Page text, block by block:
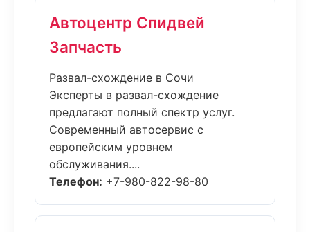
Автоцентр Спидвей
Запчасть
Развал-схождение в Сочи
Эксперты в развал-схождение
предлагают полный спектр услуг.
Современный автосервис с
европейским уровнем
обслуживания....
Телефон: +7-980-822-98-80